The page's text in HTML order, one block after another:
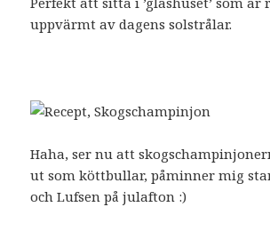
uppvärmt av dagens solstrålar.
Haha, ser nu att
ut som köttbullar, påminner mig
och Lufsen på julafton :)